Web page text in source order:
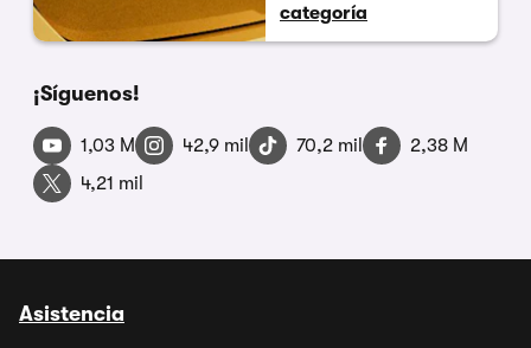
categoría
¡Síguenos!
1,03 M 42,9 mil 70,2 mil
2,38 M
4,21 mil
Asistencia